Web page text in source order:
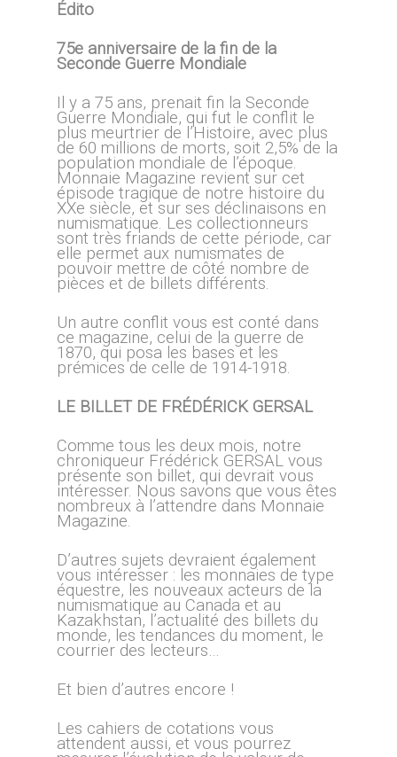
Édito
75e anniversaire de la fin de la
Seconde Guerre Mondiale
Il y a 75 ans, prenait fin la Seconde
Guerre Mondiale, qui fut le conflit le
plus meurtrier de l’Histoire, avec plus
de 60 millions de morts, soit 2,5% de la
population mondiale de l’époque.
Monnaie Magazine revient sur cet
épisode tragique de notre histoire du
XXe siècle, et sur ses déclinaisons en
numismatique. Les collectionneurs
sont très friands de cette période, car
elle permet aux numismates de
pouvoir mettre de côté nombre de
pièces et de billets différents.
Un autre conflit vous est conté dans
ce magazine, celui de la guerre de
1870, qui posa les bases et les
prémices de celle de 1914-1918.
LE BILLET DE FRÉDÉRICK GERSAL
Comme tous les deux mois, notre
chroniqueur Frédérick GERSAL vous
présente son billet, qui devrait vous
intéresser. Nous savons que vous êtes
nombreux à l’attendre dans Monnaie
Magazine.
D’autres sujets devraient également
vous intéresser : les monnaies de type
équestre, les nouveaux acteurs de la
numismatique au Canada et au
Kazakhstan, l’actualité des billets du
monde, les tendances du moment, le
courrier des lecteurs…
Et bien d’autres encore !
Les cahiers de cotations vous
attendent aussi, et vous pourrez